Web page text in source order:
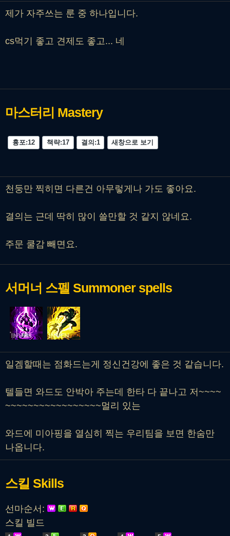
제가 자주쓰는 룬 중 하나입니다.
cs먹기 좋고 견제도 좋고... 네
마스터리 Mastery
흉포:12 책략:17 결의:1 새창으로 보기
천둥만 찍히면 다른건 아무렇게나 가도 좋아요.
결의는 근데 딱히 많이 쓸만할 것 같지 않네요.
주문 쿨감 빼면요.
서머너 스펠 Summoner spells
일겜할때는 점화드는게 정신건강에 좋은 것 같습니다.
텔들면 와드도 안박아 주는데 한타 다 끝나고 저~~~~
~~~~~~~~~~~~~~~~~멀리 있는
와드에 미아핑을 열심히 찍는 우리팀을 보면 한숨만
나옵니다.
스킬 Skills
선마순서:
스킬 빌드